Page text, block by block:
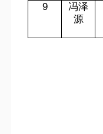
9
冯泽
源